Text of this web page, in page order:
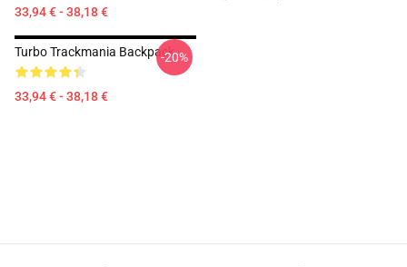
33,94 € - 38,18 €
Turbo Trackmania Backpack
33,94 € - 38,18 €
-20%